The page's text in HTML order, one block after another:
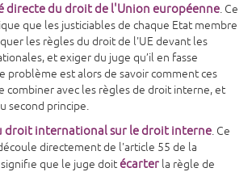
directe du droit de l'Union européenne. Ce
que les justiciables de chaque Etat membre
les règles du droit de l'UE devant les
et exiger du juge qu’il en fasse
problème est alors de savoir comment ces
combiner avec les règles de droit interne, et
second principe.
droit international sur le droit interne. Ce
directement de l'article 55 de la
que le juge doitécarter la règle de